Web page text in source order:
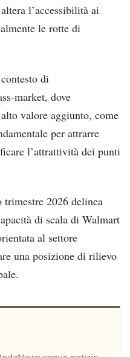
l’accessibilità ai
le rotte di
di
market, dove
valore aggiunto, come
per attrarre
l’attrattività dei punti
2026 delinea
di scala di Walmart
al settore
una posizione di rilievo